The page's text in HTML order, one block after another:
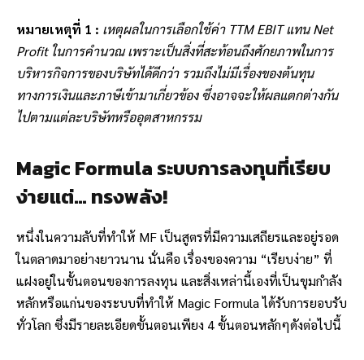
หมายเหตุที่ 1 : เหตุผลในการเลือกใช้ค่า TTM EBIT แทน Net
Profit ในการคำนวณ เพราะเป็นสิ่งที่สะท้อนถึงศักยภาพในการ
บริหารกิจการของบริษัทได้ดีกว่า รวมถึงไม่มีเรื่องของต้นทุน
ทางการเงินและภาษีเข้ามาเกี่ยวข้อง ซึ่งอาจจะให้ผลแตกต่างกัน
ไปตามแต่ละบริษัทหรืออุตสาหกรรม
Magic Formula ระบบการลงทุนที่เรียบ
ง่ายแต่… ทรงพลัง!
หนึ่งในความลับที่ทำให้ MF เป็นสูตรที่มีความเสถียรและอยู่รอด
ในตลาดมาอย่างยาวนาน นั่นคือ เรื่องของความ “เรียบง่าย” ที่
แฝงอยู่ในขั้นตอนของการลงทุน และสิ่งเหล่านี้เองที่เป็นขุมกำลัง
หลักหรือแก่นของระบบที่ทำให้ Magic Formula ได้รับการยอบรับ
ทั่วโลก ซึ่งมีรายละเอียดขั้นตอนเพียง 4 ขั้นตอนหลักๆดังต่อไปนี้